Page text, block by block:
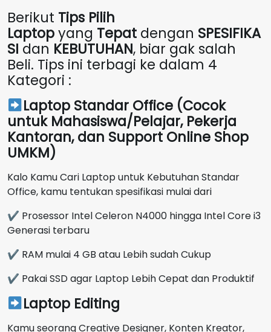
Berikut Tips Pilih
Laptopyang Tepat dengan SPESIFIKA
SI dan KEBUTUHAN, biar gak salah
Beli. Tips ini terbagi ke dalam 4
Kategori :
Laptop Standar Office (Cocok
untuk Mahasiswa/Pelajar, Pekerja
Kantoran, dan Support Online Shop
UMKM)
Kalo Kamu Cari Laptop untuk Kebutuhan Standar
Office, kamu tentukan spesifikasi mulai dari
✔ Prosessor Intel Celeron N4000 hingga Intel Core i3
Generasi terbaru
✔ RAM mulai 4 GB atau Lebih sudah Cukup
✔ Pakai SSD agar Laptop Lebih Cepat dan Produktif
Laptop Editing
Kamu seorang Creative Designer, Konten Kreator,